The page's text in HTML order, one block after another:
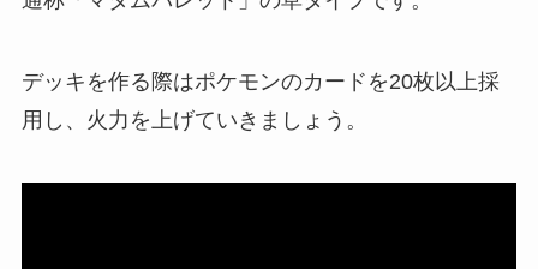
デッキを作る際はポケモンのカードを20枚以上採
用し、火力を上げていきましょう。